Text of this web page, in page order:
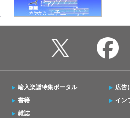
輸入楽譜特集ポータル
書籍
雑誌
広告
イン